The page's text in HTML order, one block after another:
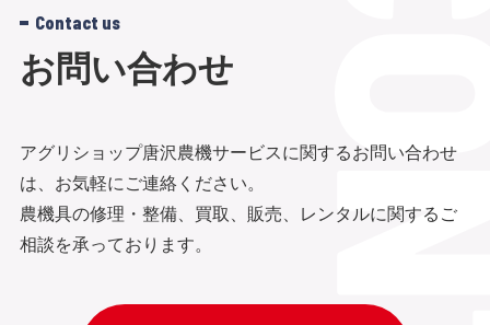
他の条件について取り決めのうえ、個別
契約を申し込む。 引渡予定日・引渡返還
輸送方法・修繕費・その他の条件につい
て別途協議する。
氏名
メールアドレス
住所
その他利用者が自ら提供した一切の情報
Contact us
お問い合わせ
アグリショップ唐沢農機サービスに関するお問い合わせ
は、お気軽にご連絡ください。
農機具の修理・整備、買取、販売、レンタルに関するご
相談を承っております。